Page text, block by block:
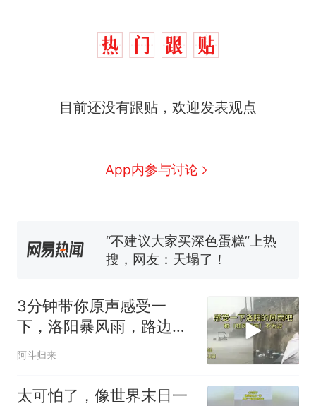
目前还没有跟贴，欢迎发表观点
App内参与讨论
热
那个在床头放菜刀的女孩，
交5060元才肯搬上楼！女子傻
已叫停招聘，成立调查组全面
空调24小时开着反而更省电？
南航一航班疑向乘客发放西梅
汁，致多名乘客在飞行途中排
人只有2个厕所；客服回应：并
非每架飞机都会发放西梅汁
因老师一句“跟我回家”改写了
人生
3分钟带你原声感受一
下，洛阳暴风雨，路边大
树被连根拔起
阿斗归来
太可怕了，像世界末日一